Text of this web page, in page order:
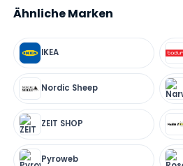
Ähnliche Marken
IKEA
Nordic Sheep
ZEIT SHOP
Pyroweb